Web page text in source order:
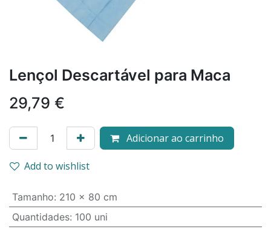
Lençol Descartável para Maca
29,79 €
Adicionar ao carrinho
Add to wishlist
Tamanho: 210 x 80 cm
Quantidades: 100 uni